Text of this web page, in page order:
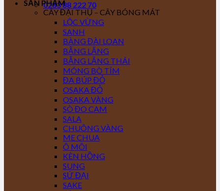
0283 88 222 70
SẢN PHẨM
CÂY ĐẠI THỤ – CÂY BÓNG MÁT
LỘC VỪNG
SANH
BÀNG ĐÀI LOAN
BẰNG LĂNG
BẰNG LĂNG THÁI
MÓNG BÒ TÍM
ĐA BÚP ĐỎ
OSAKA ĐỎ
OSAKA VÀNG
SÒ ĐO CAM
SALA
CHUÔNG VÀNG
ME CHUA
Ô MÔI
KÈN HỒNG
SUNG
SỨ ĐẠI
SAKE